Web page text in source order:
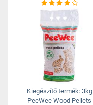
Kiegészítő termék: 3kg
PeeWee Wood Pellets